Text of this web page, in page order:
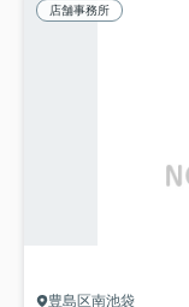
店舗事務所
豊島区南池袋